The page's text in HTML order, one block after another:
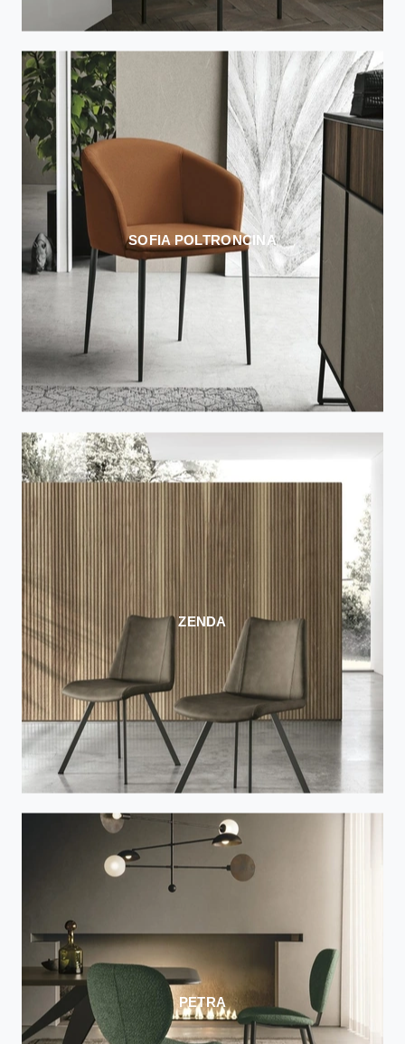
SOFIA POLTRONCINA
ZENDA
PETRA